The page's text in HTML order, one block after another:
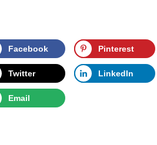
Facebook Pinterest
Twitter LinkedIn
Email